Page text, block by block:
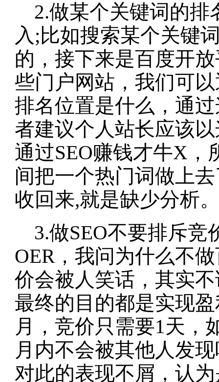
2.做某个关键词的
入;比如搜索某个关键
的，接下来是百度开
些门户网站，我们可
排名位置是什么，通
者建议个人站长应该
通过SEO赚钱才牛X，
间把一个热门词做上
收回来,就是缺少分析
3.做SEO不要排斥竞
OER，我问为什么不
价会被人笑话，其实
最终的目的都是实现
月，竞价只需要1天，
月内不会被其他人发
对此的表现不屑，认